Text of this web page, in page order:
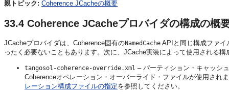
親トピック: Coherence JCacheの概要
33.4 Coherence JCacheプロバイダの構成の概
JCacheプロバイダは、Coherence固有のNamedCache APIと同じ構成ファイ
ったく必要ないこともあります。次に、JCache実装によって使用される
tangosol-coherence-override.xml – パーティション・キャッシ
Coherenceオペレーション・オーバーライド・ファイルが使用され
レーション構成ファイルの指定を参照してください。